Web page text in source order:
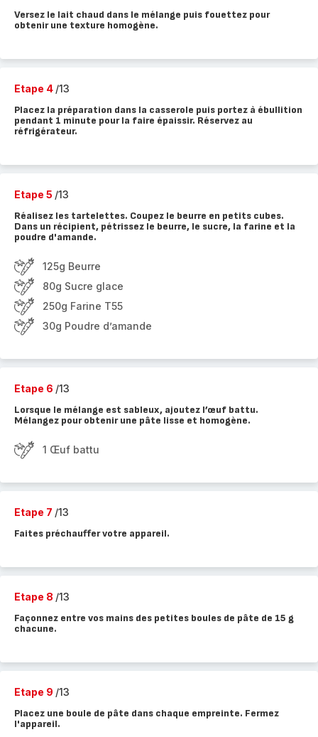
Versez le lait chaud dans le mélange puis fouettez pour
obtenir une texture homogène.
Etape 4 /13
Placez la préparation dans la casserole puis portez à ébullition
pendant 1 minute pour la faire épaissir. Réservez au
réfrigérateur.
Etape 5 /13
Réalisez les tartelettes. Coupez le beurre en petits cubes.
Dans un récipient, pétrissez le beurre, le sucre, la farine et la
poudre d'amande.
125g Beurre
80g Sucre glace
250g Farine T55
30g Poudre d’amande
Etape 6 /13
Lorsque le mélange est sableux, ajoutez l’œuf battu.
Mélangez pour obtenir une pâte lisse et homogène.
1 Œuf battu
Etape 7 /13
Faites préchauffer votre appareil.
Etape 8 /13
Façonnez entre vos mains des petites boules de pâte de 15 g
chacune.
Etape 9 /13
Placez une boule de pâte dans chaque empreinte. Fermez
l'appareil.